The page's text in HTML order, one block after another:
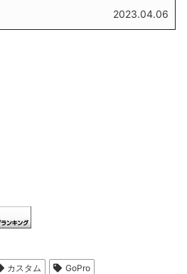
2023.04.06
カスタム GoPro